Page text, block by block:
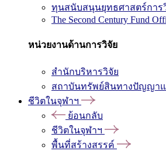
ทุนสนับสนุนยุทธศาสตร์การ
The Second Century Fund
หน่วยงานด้านการวิจัย
สำนักบริหารวิจัย
สถาบันทรัพย์สินทางปัญญาแ
ชีวิตในจุฬาฯ
ย้อนกลับ
ชีวิตในจุฬาฯ
พื้นที่สร้างสรรค์